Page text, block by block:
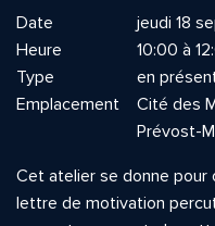
Date
jeudi 18
Heure
10:00 à
Type
en
Emplacement
Cité des
Prévost-
Cet atelier se donne pour
lettre de motivation